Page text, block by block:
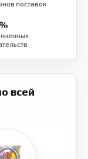
поставок
всей